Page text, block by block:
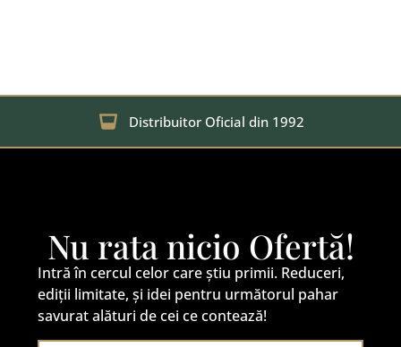
Distribuitor Oficial din 1992
Nu rata nicio Ofertă!
Intră în cercul celor care știu primii. Reduceri,
ediții limitate, și idei pentru următorul pahar
savurat alături de cei ce contează!